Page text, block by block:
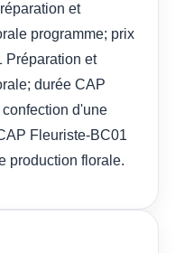
et
programme; prix
Préparation et
durée CAP
d'une
Fleuriste-BC01
production florale.